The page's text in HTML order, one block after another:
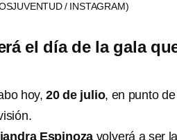
/ INSTAGRAM)
el día de la gala
hoy,20 de julio, en punto
Espinoza volverá a ser